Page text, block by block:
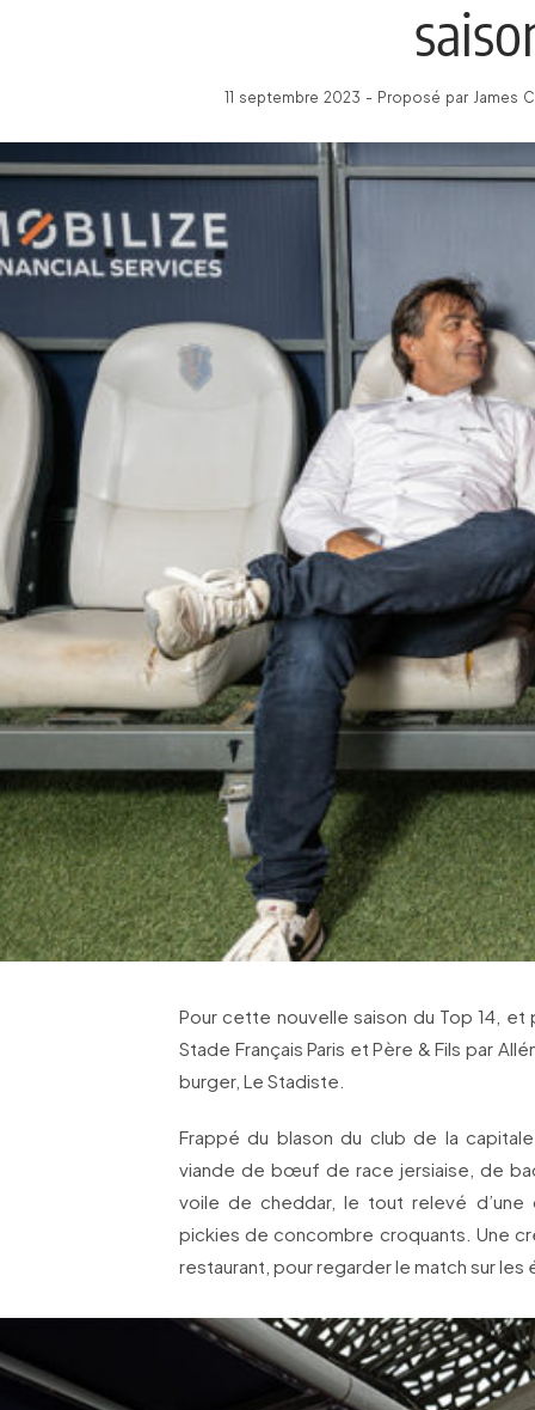
11 septembre 2023 - Proposé par James
Pour cette nouvelle saison du Top 14,
Stade Français Paris et Père & Fils par
burger, Le Stadiste.
Frappé du blason du club de la
viande de bœuf de race jersiaise, de
voile de cheddar, le tout relevé d’une
pickies de concombre croquants. Une
restaurant, pour regarder le match sur les